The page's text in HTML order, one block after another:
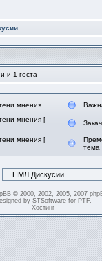
и 1 госта
мнения
мнения [
мнения [
тема
© 2000, 2002, 2005, 2007
by STSoftwarefor PTF.
Хостинг